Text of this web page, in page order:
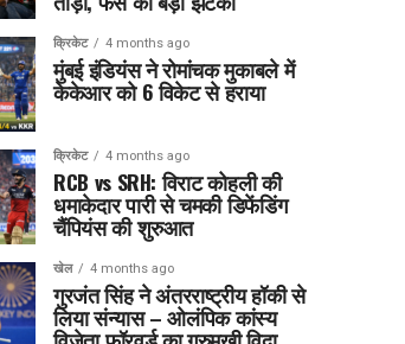
क्रिकेट 4 months ago
मुंबई इंडियंस ने रोमांचक मुकाबले में
केकेआर को 6 विकेट से हराया
क्रिकेट 4 months ago
RCB vs SRH: विराट कोहली की
धमाकेदार पारी से चमकी डिफेंडिंग
चैंपियंस की शुरुआत
खेल 4 months ago
गुरजंत सिंह ने अंतरराष्ट्रीय हॉकी से
लिया संन्यास – ओलंपिक कांस्य